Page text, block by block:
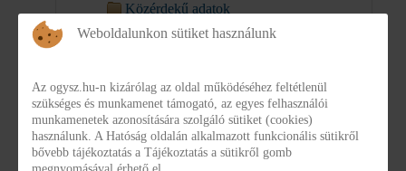
Közérdekű adatok
Projektek
Szakmai program
Weboldalunkon sütiket használunk
Az ogysz.hu-n kizárólag az oldal működéséhez feltétlenül
szükséges és munkamenet támogató, az egyes felhasználói
munkamenetek azonosítására szolgáló sütiket (cookies)
használunk. A Hatóság oldalán alkalmazott funkcionális sütikről
bővebb tájékoztatás a Tájékoztatás a sütikről gomb